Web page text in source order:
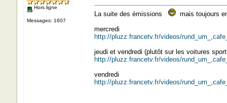
Hors ligne
Messages: 1607
La suite des émissions
mais toujours
mercredi
http://pluzz.francetv.fr/videos/
jeudi et vendredi (plutôt sur les voitures
http://pluzz.francetv.fr/videos/
vendredi
http://pluzz.francetv.fr/videos/